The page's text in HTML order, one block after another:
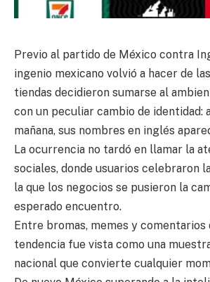
Previo al partido de México contra
ingenio mexicano volvió a hacer de
tiendas decidieron sumarse al
con un peculiar cambio de identidad:
mañana, sus nombres en inglés
La ocurrencia no tardó en llamar la
sociales, donde usuarios celebraron
la que los negocios se pusieron la
esperado encuentro.
Entre bromas, memes y comentarios
tendencia fue vista como una
nacional que convierte cualquier